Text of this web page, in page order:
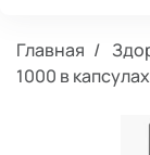
Главная
1000 в капсулах